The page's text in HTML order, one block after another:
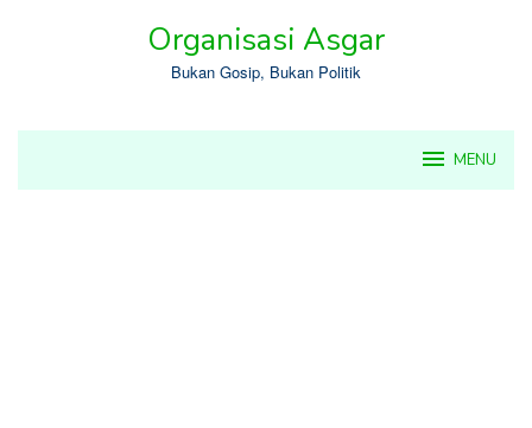
Organisasi Asgar
Bukan Gosip, Bukan Politik
MENU